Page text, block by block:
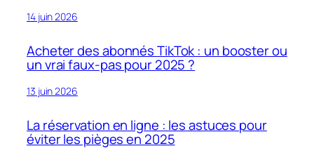
14 juin 2026
Acheter des abonnés TikTok : un booster ou
un vrai faux-pas pour 2025 ?
13 juin 2026
La réservation en ligne : les astuces pour
éviter les pièges en 2025